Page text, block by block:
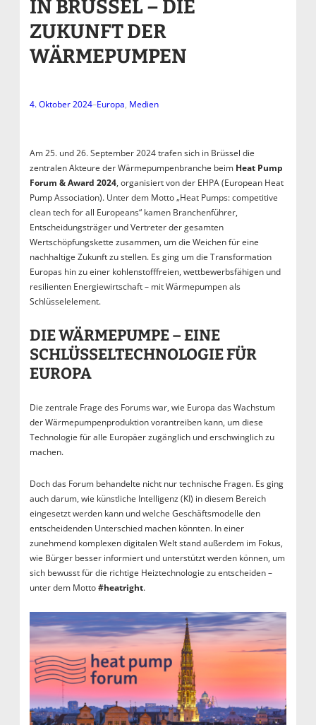
IN BRÜSSEL – DIE
ZUKUNFT DER
WÄRMEPUMPEN
4. Oktober 2024–Europa, Medien
Am 25. und 26. September 2024 trafen sich in Brüssel die
zentralen Akteure der Wärmepumpenbranche beim Heat Pump
Forum & Award 2024, organisiert von der EHPA (European Heat
Pump Association). Unter dem Motto „Heat Pumps: competitive
clean tech for all Europeans“ kamen Branchenführer,
Entscheidungsträger und Vertreter der gesamten
Wertschöpfungskette zusammen, um die Weichen für eine
nachhaltige Zukunft zu stellen. Es ging um die Transformation
Europas hin zu einer kohlenstofffreien, wettbewerbsfähigen und
resilienten Energiewirtschaft – mit Wärmepumpen als
Schlüsselelement.
DIE WÄRMEPUMPE – EINE
SCHLÜSSELTECHNOLOGIE FÜR
EUROPA
Die zentrale Frage des Forums war, wie Europa das Wachstum
der Wärmepumpenproduktion vorantreiben kann, um diese
Technologie für alle Europäer zugänglich und erschwinglich zu
machen.
Doch das Forum behandelte nicht nur technische Fragen. Es ging
auch darum, wie künstliche Intelligenz (KI) in diesem Bereich
eingesetzt werden kann und welche Geschäftsmodelle den
entscheidenden Unterschied machen könnten. In einer
zunehmend komplexen digitalen Welt stand außerdem im Fokus,
wie Bürger besser informiert und unterstützt werden können, um
sich bewusst für die richtige Heiztechnologie zu entscheiden –
unter dem Motto#heatright.